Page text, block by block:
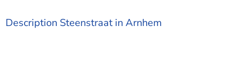
Description Steenstraat in Arnhem